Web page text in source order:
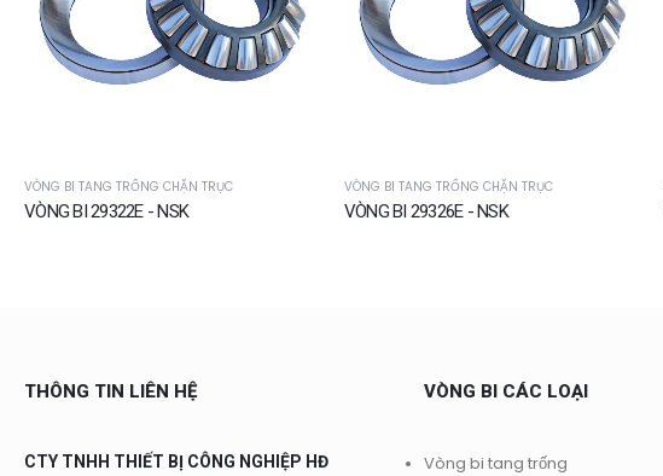
VÒNG BI TANG TRỐNG CHẶN TRỤC
VÒNG BI 29322E - NSK
VÒNG BI TANG TRỐNG CHẶN TRỤC
VÒNG BI 29326E - NSK
THÔNG TIN LIÊN HỆ
CTY TNHH THIẾT BỊ CÔNG NGHIỆP HĐ
VÒNG BI CÁC LOẠI
Vòng bi tang trống